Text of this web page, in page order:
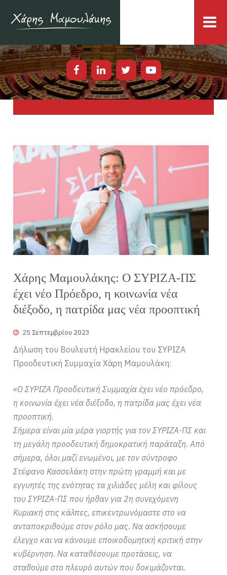
Χάρης Μαμουλάκης: Ο ΣΥΡΙΖΑ-ΠΣ
έχει νέο Πρόεδρο, η κοινωνία νέα
διέξοδο, η πατρίδα μας νέα προοπτική
25 Σεπτεμβρίου 2023
Δήλωση του Βουλευτή Ηρακλείου του ΣΥΡΙΖΑ
Προοδευτική Συμμαχία Χάρη Μαμουλάκη:
«Ο ΣΥΡΙΖΑ Προοδευτική Συμμαχία έχει νέο πρόεδρο,
η κοινωνία έχει νέα διέξοδο, η πατρίδα μας έχει νέα
προοπτική.
Σήμερα είναι μία μέρα γιορτής για τον ΣΥΡΙΖΑ-ΠΣ και
τη μεγάλη προοδευτική δημοκρατική παράταξη. Από
σήμερα, όλοι μαζί ενωμένοι, με τον σύντροφο
Στέφανο Κασσελάκη στην πρώτη γραμμή και με
εγγυητές της ενότητας τα χιλιάδες μέλη και φίλους
του ΣΥΡΙΖΑ-ΠΣ που ήρθαν για 2η συνεχόμενη
Κυριακή στις κάλπες, επικεντρωνόμαστε στο να
ανταποκριθούμε στον ρόλο μας. Να ασκήσουμε
έλεγχο και να κάνουμε εποικοδομητική κριτική στην
κυβέρνηση. Να καταθέσουμε προτάσεις, να
σταθούμε στο πλευρό αυτών που δοκιμάζονται.